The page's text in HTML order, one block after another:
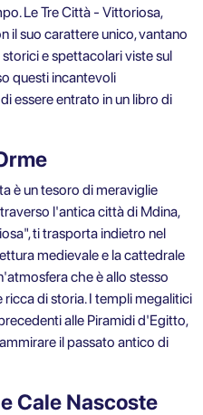
Le Tre Città - Vittoriosa,
il suo carattere unico, vantano
e spettacolari viste sul
questi incantevoli
essere entrato in un libro di
è un tesoro di meraviglie
l'antica città di Mdina,
ti trasporta indietro nel
medievale e la cattedrale
che è allo stesso
di storia. I templi megalitici
alle Piramidi d'Egitto,
il passato antico di
Cale Nascoste